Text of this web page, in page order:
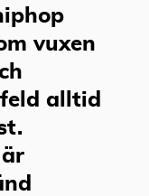
vuxen
alltid